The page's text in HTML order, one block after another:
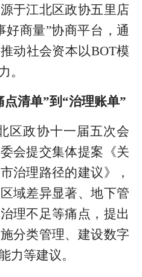
于江北区政协五里店
好商量”协商平台，通
动社会资本以BOT模
。
清单”到“治理账单”
区政协十一届五次会
会提交集体提案《关
治理路径的建议》，
域差异显著、地下管
理不足等痛点，提出
分类管理、建设数字
力等建议。